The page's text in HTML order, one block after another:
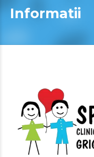
Informatii